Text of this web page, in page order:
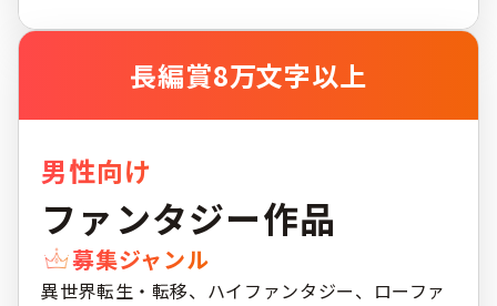
長編賞8万文字以上
男性向け
ファンタジー作品
募集ジャンル
異世界転生・転移、ハイファンタジー、ローファ